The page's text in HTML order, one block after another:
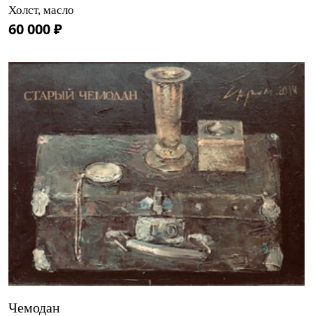
Холст, масло
60 000 ₽
Чемодан